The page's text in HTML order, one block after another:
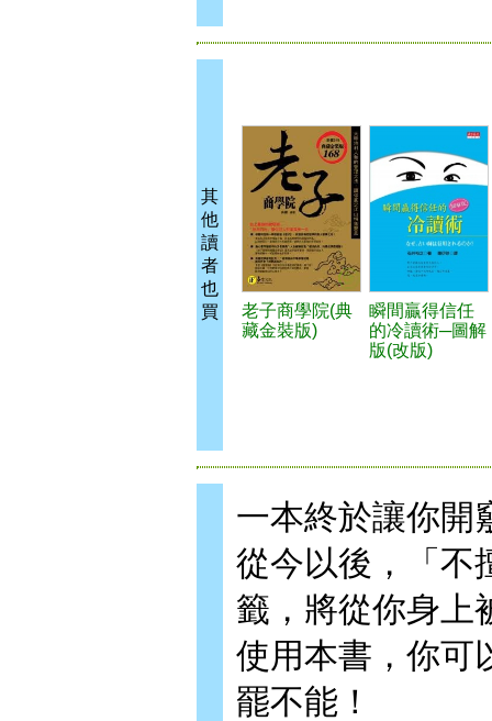
其
他
讀
者
也
買
老子商學院(典
藏金裝版)
瞬間贏得信任
的冷讀術─圖解
版(改版)
一本終於讓你開
從今以後，「不
籤，將從你身上
使用本書，你可
罷不能！